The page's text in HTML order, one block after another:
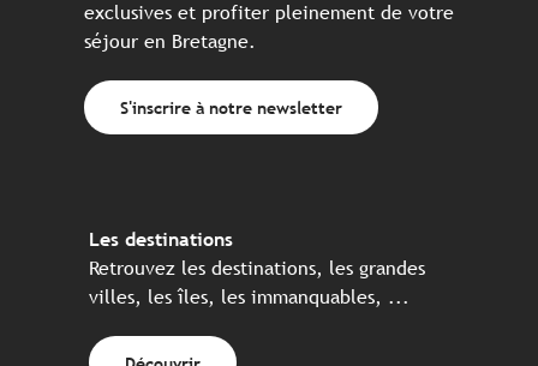
exclusives et profiter pleinement de votre
séjour en Bretagne.
S'inscrire à notre newsletter
Les destinations
Retrouvez les destinations, les grandes
villes, les îles, les immanquables, ...